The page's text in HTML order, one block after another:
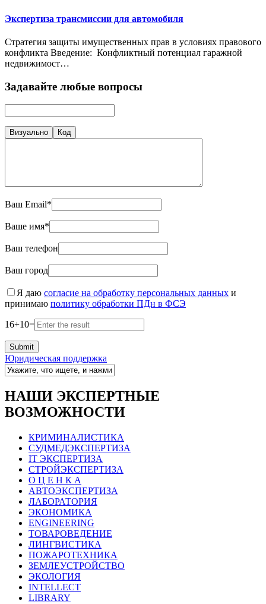
Экспертиза трансмиссии для автомобиля
Стратегия защиты имущественных прав в условиях правового
конфликта Введение: Конфликтный потенциал гаражной
недвижимост…
Задавайте любые вопросы
Визуально Код
Ваш Email*
Ваше имя*
Ваш телефон
Ваш город
Я даю согласие на обработку персональных данных и
принимаю политику обработки ПДн в ФСЭ
16+10=
Юридическая поддержка
НАШИ ЭКСПЕРТНЫЕ
ВОЗМОЖНОСТИ
КРИМИНАЛИСТИКА
СУДМЕДЭКСПЕРТИЗА
IT ЭКСПЕРТИЗА
СТРОЙЭКСПЕРТИЗА
О Ц Е Н К А
АВТОЭКСПЕРТИЗА
ЛАБОРАТОРИЯ
ЭКОНОМИКА
ENGINEERING
ТОВАРОВЕДЕНИЕ
ЛИНГВИСТИКА
ПОЖАРОТЕХНИКА
ЗЕМЛЕУСТРОЙСТВО
ЭКОЛОГИЯ
INTELLECT
LIBRARY